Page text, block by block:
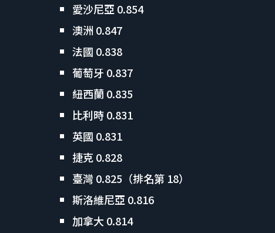
愛沙尼亞 0.854
澳洲 0.847
法國 0.838
葡萄牙 0.837
紐西蘭 0.835
比利時 0.831
英國 0.831
捷克 0.828
臺灣 0.825（排名第 18）
斯洛維尼亞 0.816
加拿大 0.814